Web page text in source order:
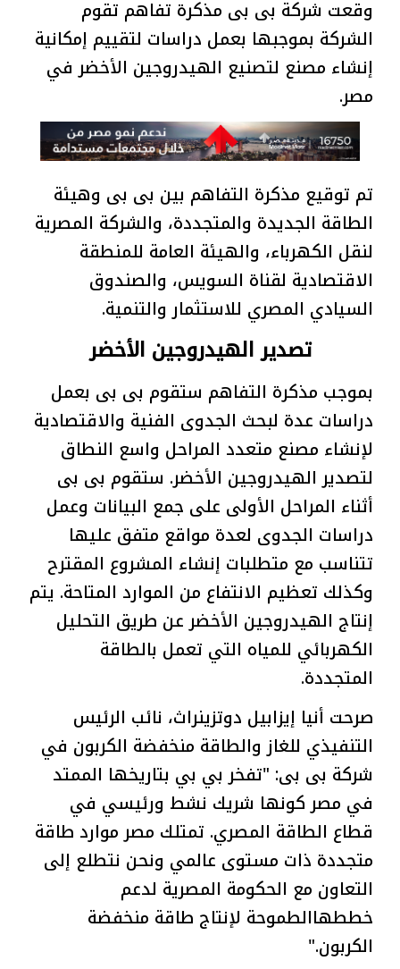
وقعت شركة بى بى مذكرة تفاهم تقوم
الشركة بموجبها بعمل دراسات لتقييم إمكانية
إنشاء مصنع لتصنيع الهيدروجين الأخضر في
مصر.
تم توقيع مذكرة التفاهم بين بى بى وهيئة
الطاقة الجديدة والمتجددة، والشركة المصرية
لنقل الكهرباء، والهيئة العامة للمنطقة
الاقتصادية لقناة السويس، والصندوق
السيادي المصري للاستثمار والتنمية.
تصدير الهيدروجين الأخضر
بموجب مذكرة التفاهم ستقوم بى بى بعمل
دراسات عدة لبحث الجدوى الفنية والاقتصادية
لإنشاء مصنع متعدد المراحل واسع النطاق
لتصدير الهيدروجين الأخضر. ستقوم بى بى
أثناء المراحل الأولى على جمع البيانات وعمل
دراسات الجدوى لعدة مواقع متفق عليها
تتناسب مع متطلبات إنشاء المشروع المقترح
وكذلك تعظيم الانتفاع من الموارد المتاحة. يتم
إنتاج الهيدروجين الأخضر عن طريق التحليل
الكهربائي للمياه التي تعمل بالطاقة
المتجددة.
صرحت أنيا إيزابيل دوتزينراث، نائب الرئيس
التنفيذي للغاز والطاقة منخفضة الكربون في
شركة بى بى: "تفخر بي بي بتاريخها الممتد
في مصر كونها شريك نشط ورئيسي في
قطاع الطاقة المصري. تمتلك مصر موارد طاقة
متجددة ذات مستوى عالمي ونحن نتطلع إلى
التعاون مع الحكومة المصرية لدعم
خططهاالطموحة لإنتاج طاقة منخفضة
الكربون."